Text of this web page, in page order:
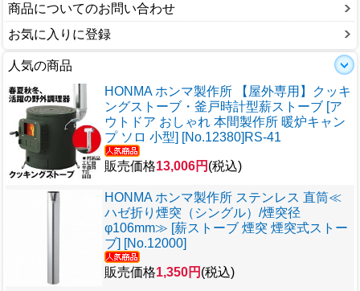
商品についてのお問い合わせ
お気に入りに登録
人気の商品
HONMA ホンマ製作所 【屋外専用】クッキ
ングストーブ・釜戸時計型薪ストーブ [ア
ウトドア おしゃれ 本間製作所 暖炉キャン
プ ソロ 小型] [No.12380]RS-41
販売価格13,006円 (税込)
HONMA ホンマ製作所 ステンレス 直筒≪
ハゼ折り煙突（シングル）/煙突径
φ106mm≫ [薪ストーブ 煙突 煙突式ストー
ブ] [No.12000]
販売価格1,350円 (税込)